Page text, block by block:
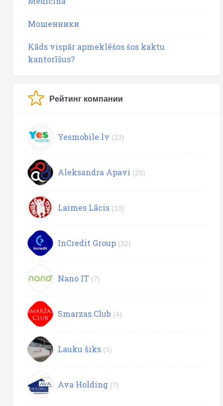
Мошенники
Kāds vispār apmeklēšos šos kaktu
kantorīšus?
Рейтинг компании
Yesmobile.lv (23)
Aleksandra Apavi (25)
Laimes Lācis (10)
InCredit Group (32)
Nano IT (7)
Smarzas.Club (4)
Lauku šiks (3)
Ava Holding (7)